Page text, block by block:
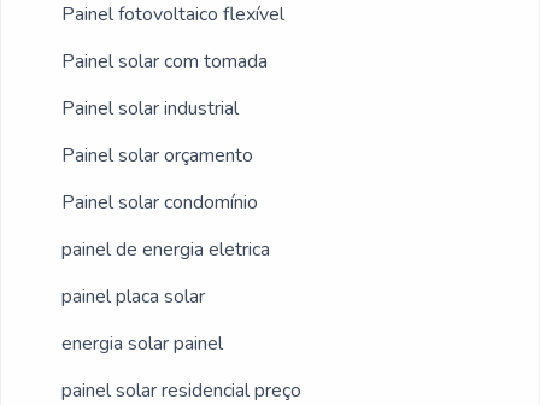
Painel fotovoltaico flexível
Painel solar com tomada
Painel solar industrial
Painel solar orçamento
Painel solar condomínio
painel de energia eletrica
painel placa solar
energia solar painel
painel solar residencial preço